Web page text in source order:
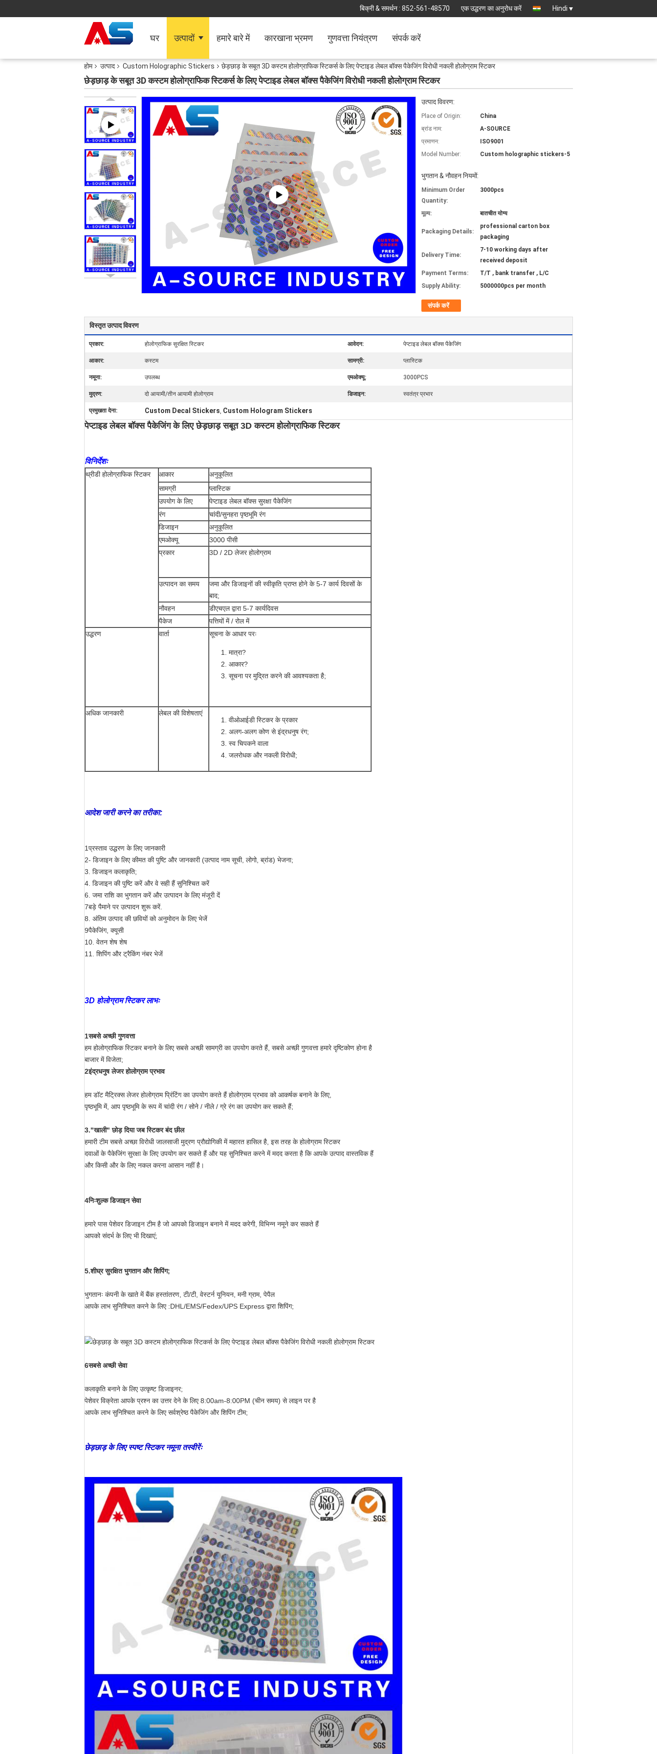
बिक्री & समर्थन : 852-561-48570 एक उद्धरण का अनुरोध करें Hindi
घर उत्पादों हमारे बारे में कारखाना भ्रमण गुणवत्ता नियंत्रण संपर्क करें
होम उत्पाद Custom Holographic Stickers छेड़छाड़ के सबूत 3D कस्टम होलोग्राफिक स्टिकर्स के लिए पेप्टाइड लेबल बॉक्स पैकेजिंग विरोधी नकली होलोग्राम स्टिकर
छेड़छाड़ के सबूत 3D कस्टम होलोग्राफिक स्टिकर्स के लिए पेप्टाइड लेबल बॉक्स पैकेजिंग विरोधी नकली होलोग्राम स्टिकर
उत्पाद विवरण:
Place of Origin:
China
ब्रांड नाम:
A-SOURCE
प्रमाणन:
ISO9001
Model Number:
Custom holographic stickers-5
भुगतान & नौवहन नियमों:
Minimum Order
Quantity:
3000pcs
मूल्य: बातचीत योग्य
Packaging Details:
professional carton box
packaging
Delivery Time:
7-10 working days after
received deposit
Payment Terms:
T/T , bank transfer , L/C
Supply Ability:
5000000pcs per month
संपर्क करें
विस्तृत उत्पाद विवरण
प्रकार: होलोग्राफिक सुरक्षित स्टिकर आवेदन: पेप्टाइड लेबल बॉक्स पैकेजिंग
आकार: कस्टम सामग्री: प्लास्टिक
नमूना: उपलब्ध एमओक्यू: 3000PCS
मुद्रण: दो आयामी/तीन आयामी होलोग्राम डिजाइन: स्वतंत्र प्रभार
प्रमुखता देना: Custom Decal Stickers, Custom Hologram Stickers
पेप्टाइड लेबल बॉक्स पैकेजिंग के लिए छेड़छाड़ सबूत 3D कस्टम होलोग्राफिक स्टिकर
विनिर्देशः
थ्रीडी होलोग्राफिक स्टिकर आकार
अनुकूलित
सामग्री
प्लास्टिक
उपयोग के लिए
पेप्टाइड लेबल बॉक्स सुरक्षा पैकेजिंग
रंग
चांदी/सुनहरा पृष्ठभूमि रंग
डिजाइन
अनुकूलित
एमओक्यू
3000 पीसी
प्रकार
3D / 2D लेजर होलोग्राम
उत्पादन का समय
जमा और डिजाइनों की स्वीकृति प्राप्त होने के 5-7 कार्य दिवसों के
बाद;
नौवहन
डीएचएल द्वारा 5-7 कार्यदिवस
पैकेज
पत्तियों में / रोल में
उद्धरण
वार्ता सूचना के आधार परः
मात्रा?
आकार?
सूचना पर मुद्रित करने की आवश्यकता है;
अधिक जानकारी
लेबल की विशेषताएं
वीओआईडी स्टिकर के प्रकार
अलग-अलग कोण से इंद्रधनुष रंग;
स्व चिपकने वाला
जलरोधक और नकली विरोधी;
आदेश जारी करने का तरीका:
1प्रस्ताव उद्धरण के लिए जानकारी
2- डिजाइन के लिए कीमत की पुष्टि और जानकारी (उत्पाद नाम सूची, लोगो, ब्रांड) भेजना;
3. डिजाइन कलाकृति;
4. डिजाइन की पुष्टि करें और वे सही हैं सुनिश्चित करें
6. जमा राशि का भुगतान करें और उत्पादन के लिए मंजूरी दें
7बड़े पैमाने पर उत्पादन शुरू करें.
8. अंतिम उत्पाद की छवियों को अनुमोदन के लिए भेजें
9पैकेजिंग, क्यूसी
10. वेतन शेष शेष
11. शिपिंग और ट्रैकिंग नंबर भेजें
3D होलोग्राम स्टिकर लाभः
1सबसे अच्छी गुणवत्ता
हम होलोग्राफिक स्टिकर बनाने के लिए सबसे अच्छी सामग्री का उपयोग करते हैं, सबसे अच्छी गुणवत्ता हमारे दृष्टिकोण होना है
बाजार में विजेता;
2इंद्रधनुष लेजर होलोग्राम प्रभाव
हम डॉट मैट्रिक्स लेजर होलोग्राम प्रिंटिंग का उपयोग करते हैं होलोग्राम प्रभाव को आकर्षक बनाने के लिए,
पृष्ठभूमि में, आप पृष्ठभूमि के रूप में चांदी रंग / सोने / नीले / ग्रे रंग का उपयोग कर सकते हैं;
3."खाली" छोड़ दिया जब स्टिकर बंद छील
हमारी टीम सबसे अच्छा विरोधी जालसाजी मुद्रण प्रौद्योगिकी में महारत हासिल है, इस तरह के होलोग्राम स्टिकर
दवाओं के पैकेजिंग सुरक्षा के लिए उपयोग कर सकते हैं और यह सुनिश्चित करने में मदद करता है कि आपके उत्पाद वास्तविक हैं
और किसी और के लिए नकल करना आसान नहीं है।
4निःशुल्क डिजाइन सेवा
हमारे पास पेशेवर डिजाइन टीम है जो आपको डिजाइन बनाने में मदद करेगी, विभिन्न नमूने कर सकते हैं
आपको संदर्भ के लिए भी दिखाएं;
5.शीघ्र सुरक्षित भुगतान और शिपिंग;
भुगतानः कंपनी के खाते में बैंक हस्तांतरण, टी/टी, वेस्टर्न यूनियन, मनी ग्राम, पेपैल
आपके लाभ सुनिश्चित करने के लिए :DHL/EMS/Fedex/UPS Express द्वारा शिपिंग;
6सबसे अच्छी सेवा
कलाकृति बनाने के लिए उत्कृष्ट डिजाइनर;
पेशेवर विक्रेता आपके प्रश्न का उत्तर देने के लिए 8:00am-8:00PM (चीन समय) से लाइन पर है
आपके लाभ सुनिश्चित करने के लिए सर्वश्रेष्ठ पैकेजिंग और शिपिंग टीम;
छेड़छाड़ के लिए स्पष्ट स्टिकर नमूना तस्वीरेंः